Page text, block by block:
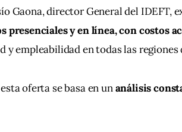
Gaona, director General del IDEFT,
presenciales y en línea, con costos
y empleabilidad en todas las regiones
oferta se basa en un análisis